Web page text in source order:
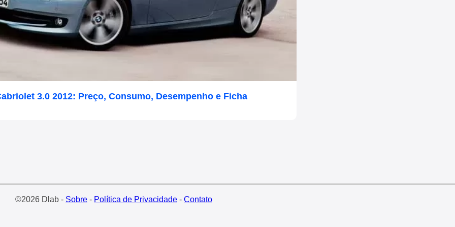
3.0 2012: Preço, Consumo, Desempenho e Ficha
©2026 Dlab - Sobre- Política de Privacidade- Contato